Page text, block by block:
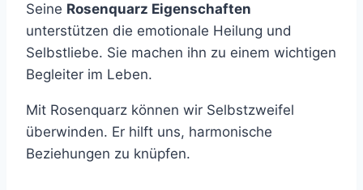
Seine Rosenquarz Eigenschaften
unterstützen die emotionale Heilung und
Selbstliebe. Sie machen ihn zu einem wichtigen
Begleiter im Leben.
Mit Rosenquarz können wir Selbstzweifel
überwinden. Er hilft uns, harmonische
Beziehungen zu knüpfen.